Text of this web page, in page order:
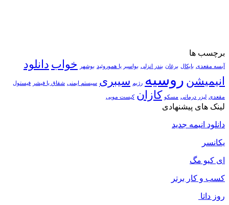
برچسب ها
آبسه مقعدی بایکال برغان بندر انزلی بواسیر یا هموروئید بوشهر خواب دانلود
انیمیشن روسیه رژیم سیبری سیستم ایمنی شقاق یا فیشر فیستول
مقعدی لیزر درمانی مسکو کازان کیست مویی
لینک های پیشنهادی
دانلود انیمه جدید
یکانسر
ای کیو مگ
کسب و کار برتر
روز داتا